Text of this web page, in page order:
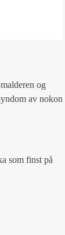
og
av nokon
som finst på